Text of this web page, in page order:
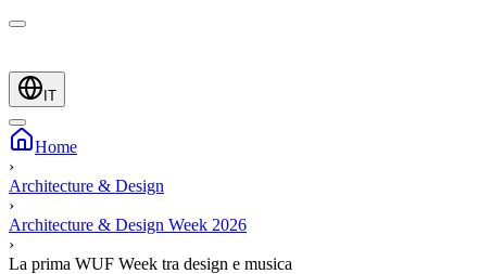
IT
Home
›
Architecture & Design
›
Architecture & Design Week 2026
›
La prima WUF Week tra design e musica